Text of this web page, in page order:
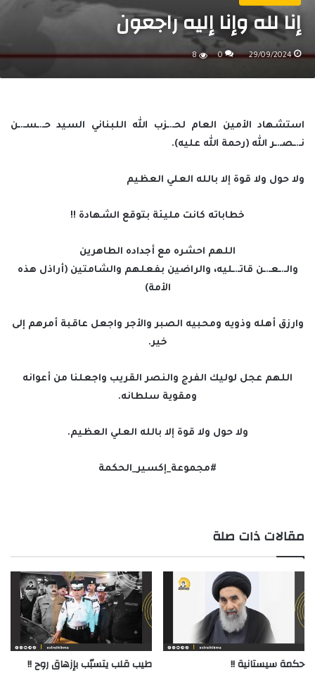
إنا لله وإنا إليه راجعون
29/09/2024
0
8
استشهاد الأمين العام لحـ.ـزب الله اللبناني السيد حـ.ـسـ.ـن
نـ.ـصـ.ـر الله (رحمة الله عليه).
ولا حول ولا قوة إلا بالله العلي العظيم
خطاباته كانت مليئة بتوقع الشهادة !!
اللهم احشره مع أجداده الطاهرين
والـ.ـعـ.ـن قاتـ.ـليه، والراضين بفعلهم والشامتين (أراذل هذه
الأمة)
وارزق أهله وذويه ومحبيه الصبر والأجر واجعل عاقبة أمرهم إلى
خير.
اللهم عجل لوليك الفرج والنصر القريب واجعلنا من أعوانه
ومقوية سلطانه.
ولا حول ولا قوة إلا بالله العلي العظيم.
#مجموعة_إكسير_الحكمة
مقالات ذات صلة
حكمة سيستانية !! طيب قلب يتسبّب بإزهاق روح !!